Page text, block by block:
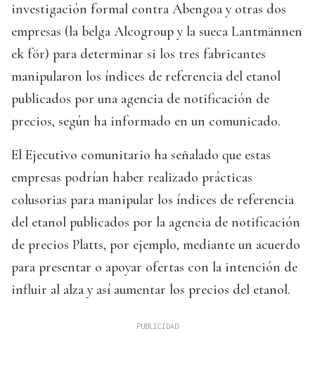
investigación formal contra Abengoa y otras dos
empresas (la belga Alcogroup y la sueca Lantmännen
ek för) para determinar si los tres fabricantes
manipularon los índices de referencia del etanol
publicados por una agencia de notificación de
precios, según ha informado en un comunicado.
El Ejecutivo comunitario ha señalado que estas
empresas podrían haber realizado prácticas
colusorias para manipular los índices de referencia
del etanol publicados por la agencia de notificación
de precios Platts, por ejemplo, mediante un acuerdo
para presentar o apoyar ofertas con la intención de
influir al alza y así aumentar los precios del etanol.